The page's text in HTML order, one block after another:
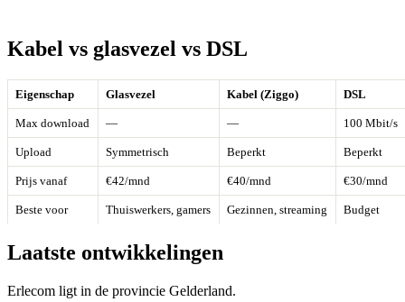
Kabel vs glasvezel vs DSL
Eigenschap Glasvezel Kabel (Ziggo) DSL
Max download — — 100 Mbit/s
Upload Symmetrisch Beperkt Beperkt
Prijs vanaf €42/mnd €40/mnd €30/mnd
Beste voor Thuiswerkers, gamers Gezinnen, streaming Budget
Laatste ontwikkelingen
Erlecom ligt in de provincie Gelderland.